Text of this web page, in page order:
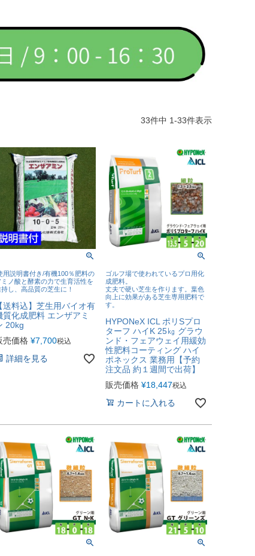
33件中 1-33件表示
用説明書付き/有機100％肥料の
ミノ酸と酵素の力で生育活性を
し、高品質の芝生に！
送料込】芝生用バイオ有
質化成肥料 エンザアミ
20kg
売価格 ¥7,700税込
詳細を見る
ゴルフ場で使われているプロ用化
成肥料。
丈夫で硬い芝生を作ります。葉色
向上に効果がある芝生専用肥料で
す。
HYPONeX ICL ポリSプロ
ターフ ハイK 25㎏ グラウ
ンド・フェアウェイ用緩効
性肥料コーティング ハイ
ポネックス 業務用【予約
注文品 約１週間で出荷】
販売価格 ¥18,447税込
カートに入れる